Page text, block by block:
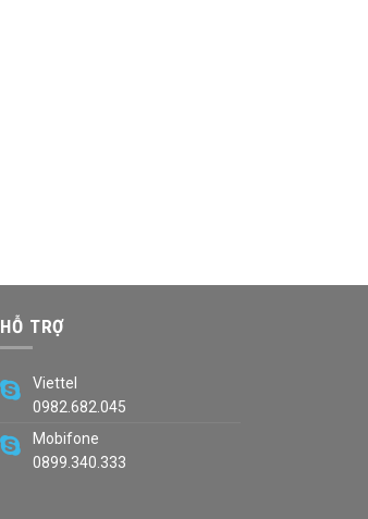
HỖ TRỢ
Viettel
0982.682.045
Mobifone
0899.340.333